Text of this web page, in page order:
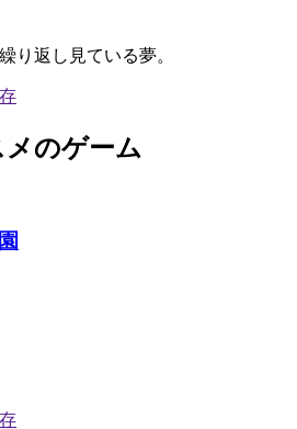
り返し見ている夢。
のゲーム